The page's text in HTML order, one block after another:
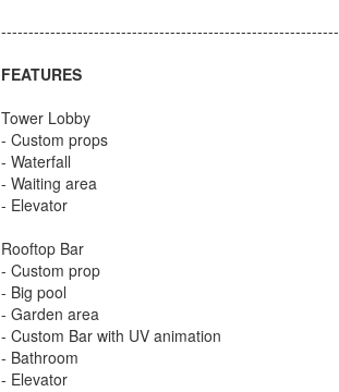
--------------------------------------------------------------
FEATURES
Tower Lobby
- Custom props
- Waterfall
- Waiting area
- Elevator
Rooftop Bar
- Custom prop
- Big pool
- Garden area
- Custom Bar with UV animation
- Bathroom
- Elevator